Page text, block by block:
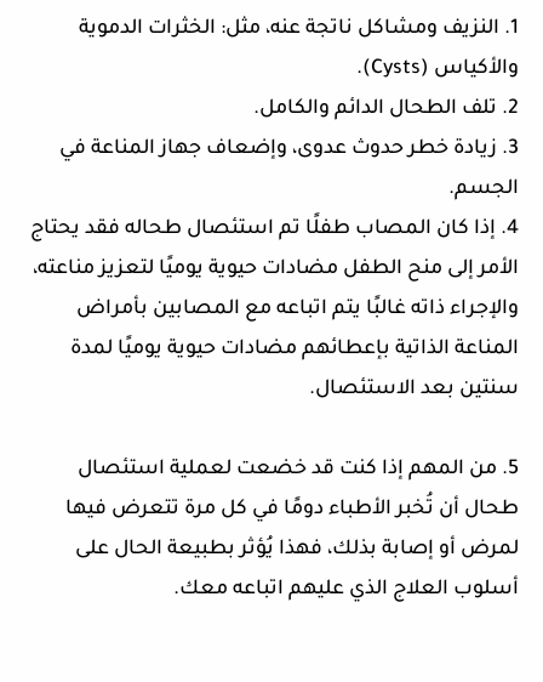
1. النزيف ومشاكل ناتجة عنه، مثل: الخثرات الدموية
والأكياس (Cysts).
2. تلف الطحال الدائم والكامل.
3. زيادة خطر حدوث عدوى، وإضعاف جهاز المناعة في
الجسم.
4. إذا كان المصاب طفلًا تم استئصال طحاله فقد يحتاج
الأمر إلى منح الطفل مضادات حيوية يوميًا لتعزيز مناعته،
والإجراء ذاته غالبًا يتم اتباعه مع المصابين بأمراض
المناعة الذاتية بإعطائهم مضادات حيوية يوميًا لمدة
سنتين بعد الاستئصال.
5. من المهم إذا كنت قد خضعت لعملية استئصال
طحال أن تُخبر الأطباء دومًا في كل مرة تتعرض فيها
لمرض أو إصابة بذلك، فهذا يُؤثر بطبيعة الحال على
أسلوب العلاج الذي عليهم اتباعه معك.